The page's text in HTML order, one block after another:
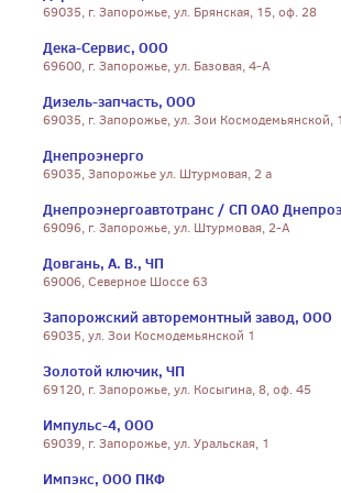
69035, г. Запорожье, ул. Брянская, 15, оф. 28
Дека-Сервис, ООО
69600, г. Запорожье, ул. Базовая, 4-А
Дизель-запчасть, ООО
69035, г. Запорожье, ул. Зои Космодемьянской, 1
Днепроэнерго
69035, Запорожье ул. Штурмовая, 2 а
Днепроэнергоавтотранс / СП ОАО
69096, г. Запорожье, ул. Штурмовая, 2-А
Довгань, А. В., ЧП
69006, Северное Шоссе 63
Запорожский авторемонтный завод, ООО
69035, ул. Зои Космодемьянской 1
Золотой ключик, ЧП
69120, г. Запорожье, ул. Косыгина, 8, оф. 45
Импульс-4, ООО
69039, г. Запорожье, ул. Уральская, 1
Импэкс, ООО ПКФ